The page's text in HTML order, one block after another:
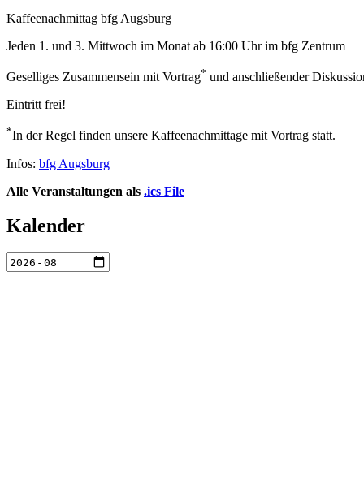
Kaffeenachmittag bfg Augsburg
Jeden 1. und 3. Mittwoch im Monat ab 16:00 Uhr im bfg Zentrum
Geselliges Zusammensein mit Vortrag* und anschließender
Eintritt frei!
*In der Regel finden unsere Kaffeenachmittage mit Vortrag statt.
Infos: bfg Augsburg
Alle Veranstaltungen als .ics File
Kalender